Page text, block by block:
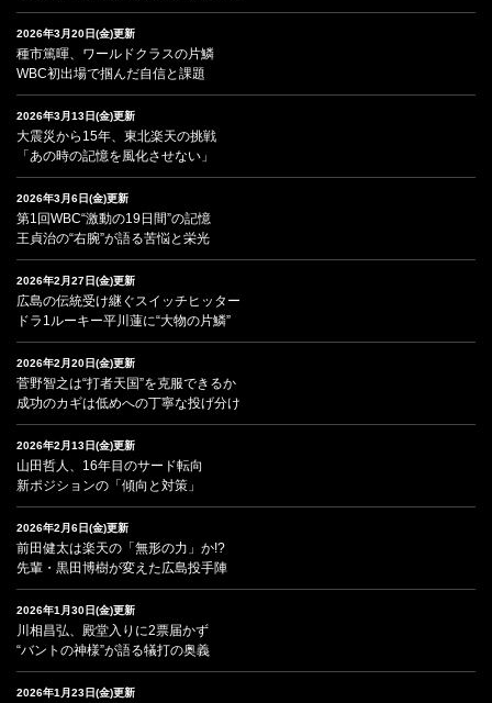
2026年3月20日(金)更新
種市篤暉、ワールドクラスの片鱗
WBC初出場で掴んだ自信と課題
2026年3月13日(金)更新
大震災から15年、東北楽天の挑戦
「あの時の記憶を風化させない」
2026年3月6日(金)更新
第1回WBC“激動の19日間”の記憶
王貞治の“右腕”が語る苦悩と栄光
2026年2月27日(金)更新
広島の伝統受け継ぐスイッチヒッター
ドラ1ルーキー平川蓮に“大物の片鱗”
2026年2月20日(金)更新
菅野智之は“打者天国”を克服できるか
成功のカギは低めへの丁寧な投げ分け
2026年2月13日(金)更新
山田哲人、16年目のサード転向
新ポジションの「傾向と対策」
2026年2月6日(金)更新
前田健太は楽天の「無形の力」か!?
先輩・黒田博樹が変えた広島投手陣
2026年1月30日(金)更新
川相昌弘、殿堂入りに2票届かず
“バントの神様”が語る犠打の奥義
2026年1月23日(金)更新